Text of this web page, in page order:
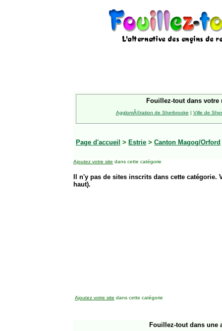
Fouillez-tout dans votre
AgglomÃ©ration de Sherbrooke | Ville de
Page d'accueil > Estrie > Canton Magog/Orford
Ajoutez votre site dans cette catégorie
Il n'y pas de sites inscrits dans cette
haut).
Ajoutez votre site dans cette catégorie
Fouillez-tout dans une